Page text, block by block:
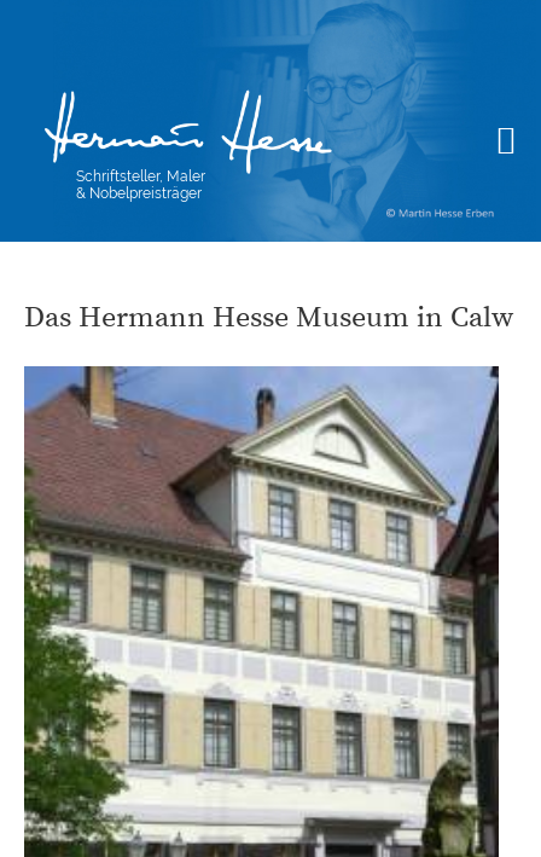
Schriftsteller, Maler
& Nobelpreisträger
Das Hermann Hesse Museum in Calw